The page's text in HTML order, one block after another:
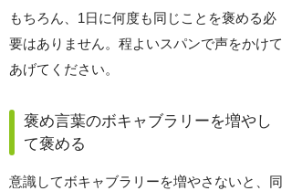
もちろん、1日に何度も同じことを褒める必
要はありません。程よいスパンで声をかけて
あげてください。
褒め言葉のボキャブラリーを増やし
て褒める
意識してボキャブラリーを増やさないと、同